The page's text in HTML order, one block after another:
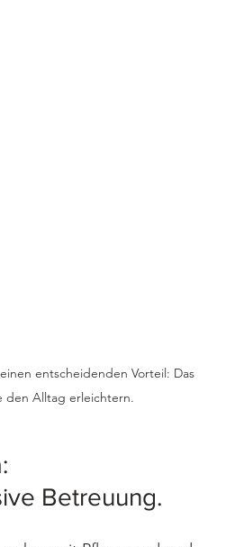
entscheidenden Vorteil: Das
den Alltag erleichtern.
Betreuung.